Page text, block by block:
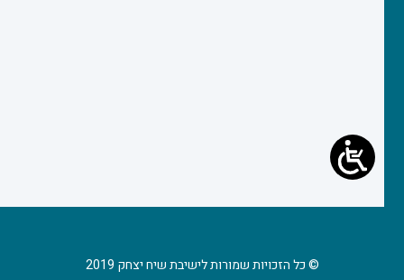
© כל הזכויות שמורות לישיבת שיח יצחק 2019